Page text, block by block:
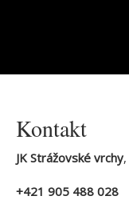
Kontakt
JK Strážovské vrchy
+421 905 488 028